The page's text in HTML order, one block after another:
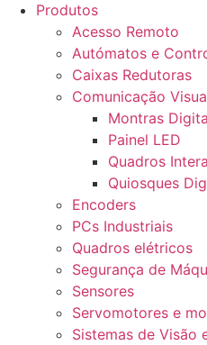
Produtos
Acesso Remoto
Autómatos e
Caixas Redutoras
Comunicação
Montras
Painel LED
Quadros
Quiosques
Encoders
PCs Industriais
Quadros elétricos
Segurança de
Sensores
Servomotores e
Sistemas de Visão